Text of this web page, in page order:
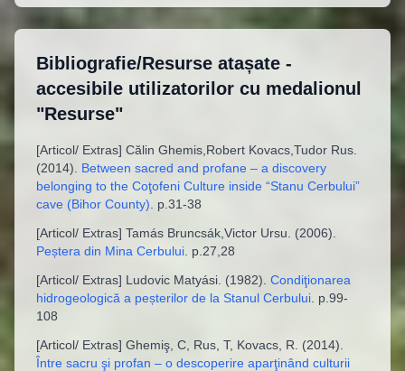
Bibliografie/Resurse atașate -
accesibile utilizatorilor cu medalionul
"Resurse"
[Articol/ Extras] Călin Ghemis,Robert Kovacs,Tudor Rus
(2014). Between sacred and profane – a discovery
belonging to the Coţofeni Culture inside “Stanu Cerbului”
cave (Bihor County)
p.31-38
[Articol/ Extras] Tamás Bruncsák,Victor Ursu . (2006).
Peștera din Mina Cerbului p.27,28
[Articol/ Extras] Ludovic Matyási . (1982). Condiţionarea
hidrogeologică a peșterilor de la Stanul Cerbului p.99-
108
[Articol/ Extras] Ghemiş, C, Rus, T, Kovacs, R . (2014).
Între sacru şi profan – o descoperire aparţinând culturii